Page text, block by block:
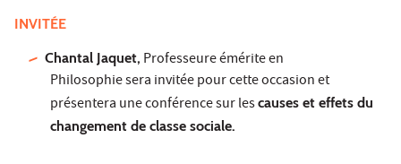
INVITÉE
Chantal Jaquet, Professeure émérite en
Philosophie sera invitée pour cette occasion et
présentera une conférence sur lescauses et effets du
changement de classe sociale.